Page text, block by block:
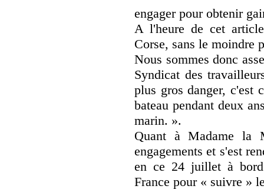
engager pour obtenir
A l'heure de cet
Corse, sans le moindre
Nous sommes donc
Syndicat des
plus gros danger, c'est
bateau pendant deux
marin. ».
Quant à Madame la
engagements et s'est
en ce 24 juillet à
France pour « suivre »